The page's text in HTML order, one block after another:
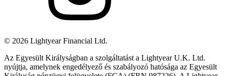
© 2026 Lightyear Financial Ltd.
Az Egyesült Királyságban a szolgáltatást a Lightyear U.K. Ltd.
nyújtja, amelynek engedélyező és szabályozó hatósága az Egyesült